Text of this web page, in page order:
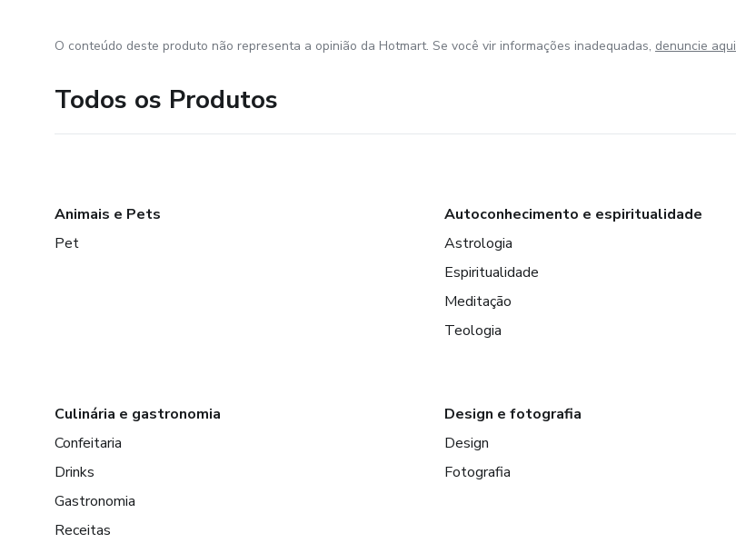
O conteúdo deste produto não representa a opinião da Hotmart. Se você vir informações inadequadas, denuncie aqui
Todos os Produtos
Animais e Pets
Pet
Autoconhecimento e espiritualidade
Astrologia
Espiritualidade
Meditação
Teologia
Culinária e gastronomia
Confeitaria
Drinks
Gastronomia
Receitas
Design e fotografia
Design
Fotografia